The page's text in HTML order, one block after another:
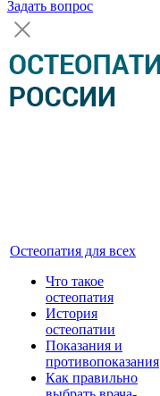
Задать вопрос
Остеопатия для всех
Что такое
остеопатия
История
остеопатии
Показания и
противопоказания
Как правильно